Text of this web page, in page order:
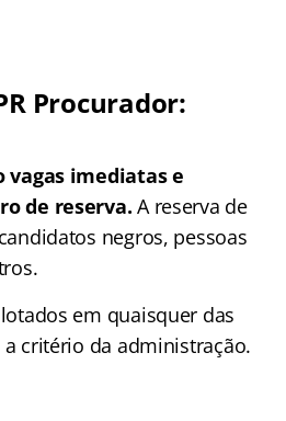
Procurador:
vagas imediatas e
de reserva. A reserva de
negros, pessoas
em quaisquer das
a critério da administração.